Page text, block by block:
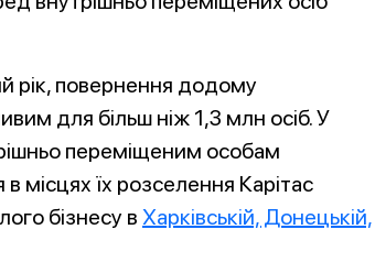
рік, повернення додому
для більш ніж 1,3 млн осіб. У
переміщеним особам
місцях їх розселення Карітас
бізнесу в Харківській, Донецькій,